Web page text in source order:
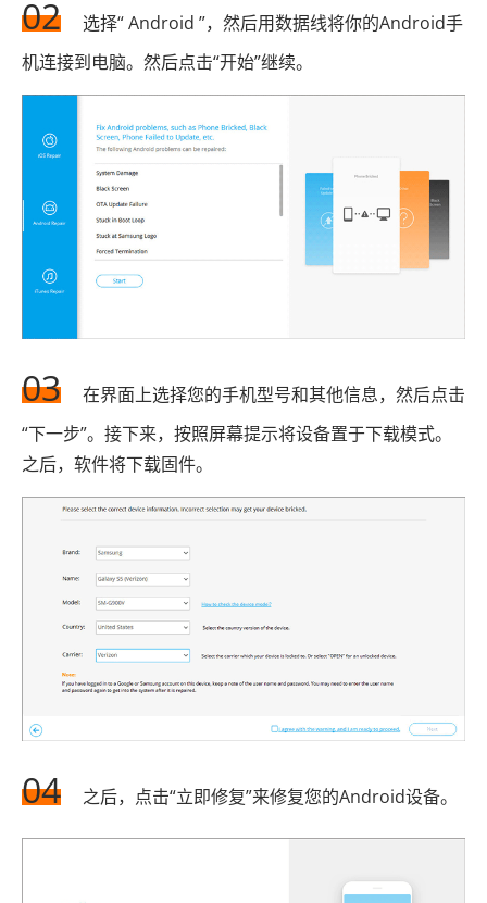
02
选择“ Android ”，然后用数据线将你的Android手
机连接到电脑。然后点击“开始”继续。
03
在界面上选择您的手机型号和其他信息，然后点击
“下一步”。接下来，按照屏幕提示将设备置于下载模式。
之后，软件将下载固件。
04 之后，点击“立即修复”来修复您的Android设备。